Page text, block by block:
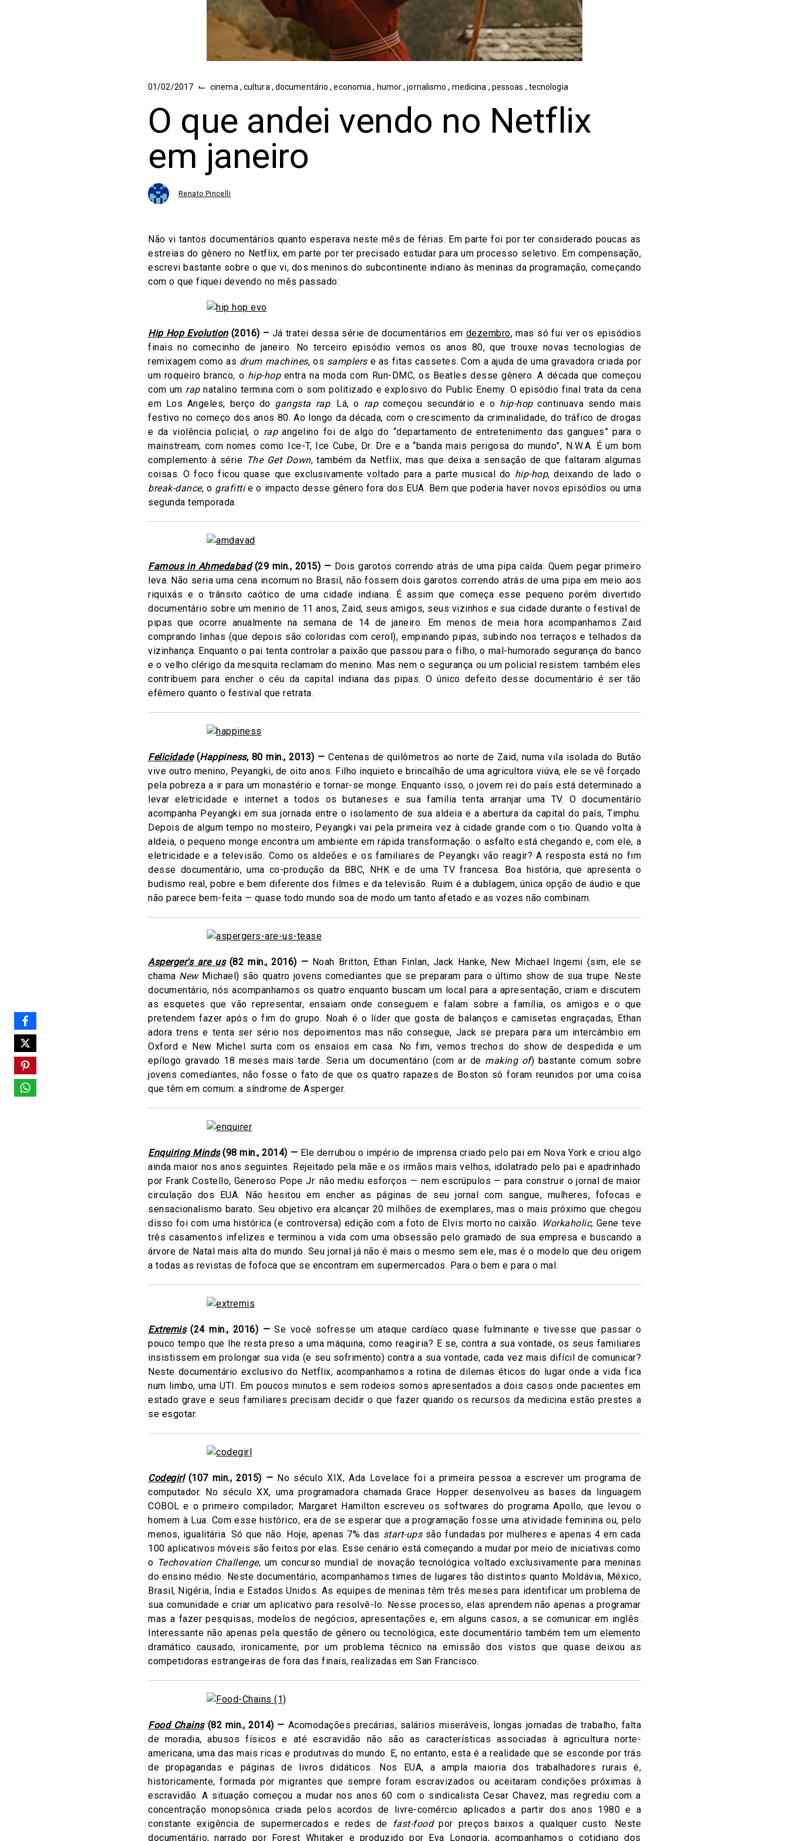
01/02/2017 ⌙ cinema , cultura , documentário,economia, humor,jornalismo, medicina , pessoas , tecnologia
O que andei vendo no Netflix
em janeiro
Renato Pincelli
Não vi tantos documentários quanto esperava neste mês de férias. Em parte foi por ter considerado poucas as
estreias do gênero no Netflix, em parte por ter precisado estudar para um processo seletivo. Em compensação,
escrevi bastante sobre o que vi, dos meninos do subcontinente indiano às meninas da programação, começando
com o que fiquei devendo no mês passado:
Hip Hop Evolution(2016) – Já tratei dessa série de documentários em dezembro, mas só fui ver os episódios
finais no comecinho de janeiro. No terceiro episódio vemos os anos 80, que trouxe novas tecnologias de
remixagem como as drum machines, os samplerse as fitas cassetes. Com a ajuda de uma gravadora criada por
um roqueiro branco, o hip-hopentra na moda com Run-DMC, os Beatles desse gênero. A década que começou
com um rapnatalino termina com o som politizado e explosivo do Public Enemy. O episódio final trata da cena
em Los Angeles, berço do gangsta rap. Lá, o rapcomeçou secundário e o hip-hopcontinuava sendo mais
festivo no começo dos anos 80. Ao longo da década, com o crescimento da criminalidade, do tráfico de drogas
e da violência policial, o rapangelino foi de algo do “departamento de entretenimento das gangues” para o
mainstream, com nomes como Ice-T, Ice Cube, Dr. Dre e a “banda mais perigosa do mundo”, N.W.A. É um bom
complemento à série The Get Down, também da Netflix, mas que deixa a sensação de que faltaram algumas
coisas. O foco ficou quase que exclusivamente voltado para a parte musical do hip-hop, deixando de lado o
break-dance, o grafittie o impacto desse gênero fora dos EUA. Bem que poderia haver novos episódios ou uma
segunda temporada.
Famous in Ahmedabad(29 min., 2015) — Dois garotos correndo atrás de uma pipa caída. Quem pegar primeiro
leva. Não seria uma cena incomum no Brasil, não fossem dois garotos correndo atrás de uma pipa em meio aos
riquixás e o trânsito caótico de uma cidade indiana. É assim que começa esse pequeno porém divertido
documentário sobre um menino de 11 anos, Zaid, seus amigos, seus vizinhos e sua cidade durante o festival de
pipas que ocorre anualmente na semana de 14 de janeiro. Em menos de meia hora acompanhamos Zaid
comprando linhas (que depois são coloridas com cerol), empinando pipas, subindo nos terraços e telhados da
vizinhança. Enquanto o pai tenta controlar a paixão que passou para o filho, o mal-humorado segurança do banco
e o velho clérigo da mesquita reclamam do menino. Mas nem o segurança ou um policial resistem: também eles
contribuem para encher o céu da capital indiana das pipas. O único defeito desse documentário é ser tão
efêmero quanto o festival que retrata.
Felicidade(Happiness, 80 min., 2013) — Centenas de quilômetros ao norte de Zaid, numa vila isolada do Butão
vive outro menino, Peyangki, de oito anos. Filho inquieto e brincalhão de uma agricultora viúva, ele se vê forçado
pela pobreza a ir para um monastério e tornar-se monge. Enquanto isso, o jovem rei do país está determinado a
levar eletricidade e internet a todos os butaneses e sua família tenta arranjar uma TV. O documentário
acompanha Peyangki em sua jornada entre o isolamento de sua aldeia e a abertura da capital do país, Timphu.
Depois de algum tempo no mosteiro, Peyangki vai pela primeira vez à cidade grande com o tio. Quando volta à
aldeia, o pequeno monge encontra um ambiente em rápida transformação: o asfalto está chegando e, com ele, a
eletricidade e a televisão. Como os aldeões e os familiares de Peyangki vão reagir? A resposta está no fim
desse documentário, uma co-produção da BBC, NHK e de uma TV francesa. Boa história, que apresenta o
budismo real, pobre e bem diferente dos filmes e da televisão. Ruim é a dublagem, única opção de áudio e que
não parece bem-feita — quase todo mundo soa de modo um tanto afetado e as vozes não combinam.
Asperger′s are us(82 min., 2016) — Noah Britton, Ethan Finlan, Jack Hanke, New Michael Ingemi (sim, ele se
chama NewMichael) são quatro jovens comediantes que se preparam para o último show de sua trupe. Neste
documentário, nós acompanhamos os quatro enquanto buscam um local para a apresentação, criam e discutem
as esquetes que vão representar, ensaiam onde conseguem e falam sobre a família, os amigos e o que
pretendem fazer após o fim do grupo. Noah é o líder que gosta de balanços e camisetas engraçadas, Ethan
adora trens e tenta ser sério nos depoimentos mas não consegue, Jack se prepara para um intercâmbio em
Oxford e New Michel surta com os ensaios em casa. No fim, vemos trechos do show de despedida e um
epílogo gravado 18 meses mais tarde. Seria um documentário (com ar de making of) bastante comum sobre
jovens comediantes, não fosse o fato de que os quatro rapazes de Boston só foram reunidos por uma coisa
que têm em comum: a síndrome de Asperger.
Enquiring Minds(98 min., 2014) — Ele derrubou o império de imprensa criado pelo pai em Nova York e criou algo
ainda maior nos anos seguintes. Rejeitado pela mãe e os irmãos mais velhos, idolatrado pelo pai e apadrinhado
por Frank Costello, Generoso Pope Jr. não mediu esforços — nem escrúpulos — para construir o jornal de maior
circulação dos EUA. Não hesitou em encher as páginas de seu jornal com sangue, mulheres, fofocas e
sensacionalismo barato. Seu objetivo era alcançar 20 milhões de exemplares, mas o mais próximo que chegou
disso foi com uma histórica (e controversa) edição com a foto de Elvis morto no caixão. Workaholic, Gene teve
três casamentos infelizes e terminou a vida com uma obsessão pelo gramado de sua empresa e buscando a
árvore de Natal mais alta do mundo. Seu jornal já não é mais o mesmo sem ele, mas é o modelo que deu origem
a todas as revistas de fofoca que se encontram em supermercados. Para o bem e para o mal.
Extremis (24 min., 2016) — Se você sofresse um ataque cardíaco quase fulminante e tivesse que passar o
pouco tempo que lhe resta preso a uma máquina, como reagiria? E se, contra a sua vontade, os seus familiares
insistissem em prolongar sua vida (e seu sofrimento) contra a sua vontade, cada vez mais difícil de comunicar?
Neste documentário exclusivo do Netflix, acompanhamos a rotina de dilemas éticos do lugar onde a vida fica
num limbo, uma UTI. Em poucos minutos e sem rodeios somos apresentados a dois casos onde pacientes em
estado grave e seus familiares precisam decidir o que fazer quando os recursos da medicina estão prestes a
se esgotar.
Codegirl (107 min., 2015) — No século XIX, Ada Lovelace foi a primeira pessoa a escrever um programa de
computador. No século XX, uma programadora chamada Grace Hopper desenvolveu as bases da linguagem
COBOL e o primeiro compilador; Margaret Hamilton escreveu os softwares do programa Apollo, que levou o
homem à Lua. Com esse histórico, era de se esperar que a programação fosse uma atividade feminina ou, pelo
menos, igualitária. Só que não. Hoje, apenas 7% das start-upssão fundadas por mulheres e apenas 4 em cada
100 aplicativos móveis são feitos por elas. Esse cenário está começando a mudar por meio de iniciativas como
o Techovation Challenge, um concurso mundial de inovação tecnológica voltado exclusivamente para meninas
do ensino médio. Neste documentário, acompanhamos times de lugares tão distintos quanto Moldávia, México,
Brasil, Nigéria, Índia e Estados Unidos. As equipes de meninas têm três meses para identificar um problema de
sua comunidade e criar um aplicativo para resolvê-lo. Nesse processo, elas aprendem não apenas a programar
mas a fazer pesquisas, modelos de negócios, apresentações e, em alguns casos, a se comunicar em inglês.
Interessante não apenas pela questão de gênero ou tecnológica, este documentário também tem um elemento
dramático causado, ironicamente, por um problema técnico na emissão dos vistos que quase deixou as
competidoras estrangeiras de fora das finais, realizadas em San Francisco.
Food Chains(82 min., 2014) — Acomodações precárias, salários miseráveis, longas jornadas de trabalho, falta
de moradia, abusos físicos e até escravidão não são as características associadas à agricultura norte-
americana, uma das mais ricas e produtivas do mundo. E, no entanto, esta é a realidade que se esconde por trás
de propagandas e páginas de livros didáticos. Nos EUA, a ampla maioria dos trabalhadores rurais é,
historicamente, formada por migrantes que sempre foram escravizados ou aceitaram condições próximas à
escravidão. A situação começou a mudar nos anos 60 com o sindicalista Cesar Chavez, mas regrediu com a
concentração monopsônica criada pelos acordos de livre-comércio aplicados a partir dos anos 1980 e a
constante exigência de supermercados e redes de
fast-foodpor preços baixos a qualquer custo. Neste
documentário, narrado por Forest Whitaker e produzido por Eva Longoria, acompanhamos o cotidiano dos